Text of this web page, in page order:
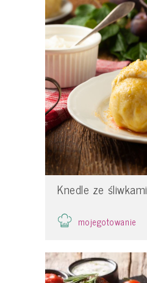
Knedle ze śliwkami
mojegotowanie